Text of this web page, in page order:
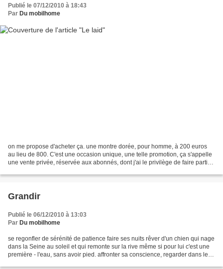
Publié le 07/12/2010 à 18:43
Par Du mobilhome
on me propose d'acheter ça. une montre dorée, pour homme, à 200 euros
au lieu de 800. C'est une occasion unique, une telle promotion, ça s'appelle
une vente privée, réservée aux abonnés, dont j'ai le privilège de faire partie.
Grandir
Publié le 06/12/2010 à 13:03
Par Du mobilhome
se regonfler de sérénité de patience faire ses nuits rêver d'un chien qui nage
dans la Seine au soleil et qui remonte sur la rive même si pour lui c'est une
première - l'eau, sans avoir pied. affronter sa conscience, regarder dans les